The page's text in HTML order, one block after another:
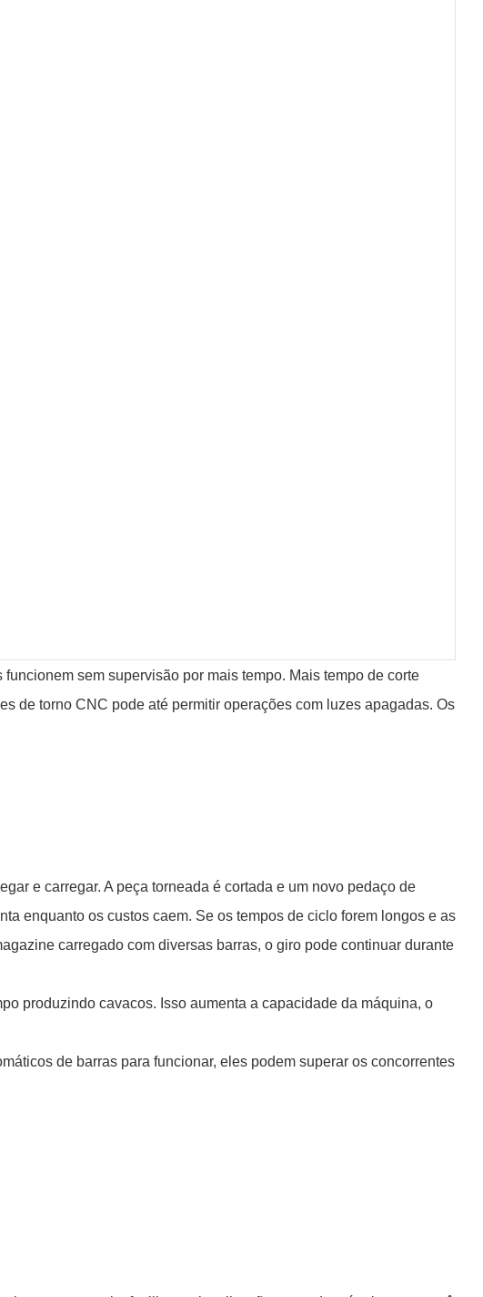
sem supervisão por mais tempo. Mais tempo de corte
de torno CNC pode até permitir operações com luzes apagadas. Os
e carregar. A peça torneada é cortada e um novo pedaço de
enquanto os custos caem. Se os tempos de ciclo forem longos e as
carregado com diversas barras, o giro pode continuar durante
produzindo cavacos. Isso aumenta a capacidade da máquina, o
de barras para funcionar, eles podem superar os concorrentes